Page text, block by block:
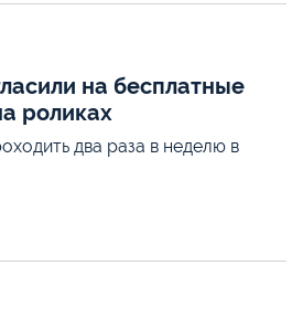
на бесплатные
роликах
два раза в неделю в